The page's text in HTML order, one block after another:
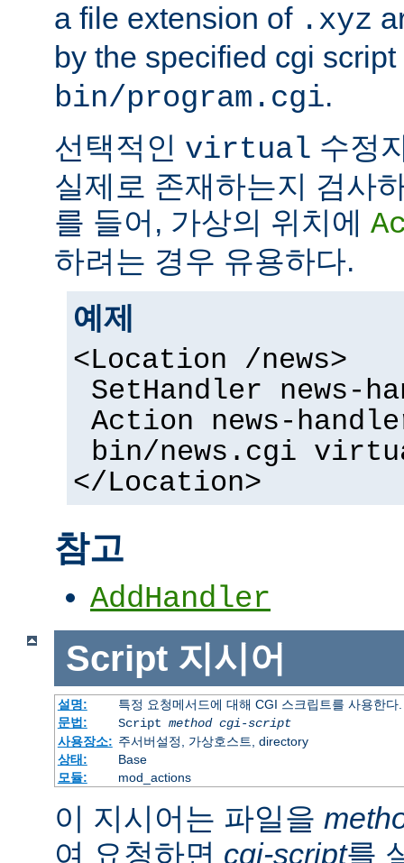
a file extension of .xyz
by the specified cgi script
bin/program.cgi.
선택적인 virtual 수정
실제로 존재하는지 검사
를 들어, 가상의 위치에
하려는 경우 유용하다.
예제
<Location /news>
SetHandler news-
Action news-
bin/news.cgi
</Location>
참고
AddHandler
Script 지시어
설명:
특정 요청메서드에 대해 CGI 스크립트를 사용한다.
문법:
Script method cgi-script
사용장소: 주서버설정, 가상호스트, directory
상태:
Base
모듈:
mod_actions
이 지시어는 파일을
여 요청하면 cgi-script를